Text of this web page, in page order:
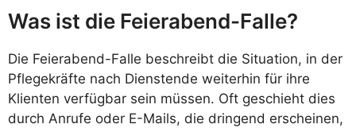
Was ist die Feierabend-Falle?
Die Feierabend-Falle beschreibt die Situation, in der
Pflegekräfte nach Dienstende weiterhin für ihre
Klienten verfügbar sein müssen. Oft geschieht dies
durch Anrufe oder E-Mails, die dringend erscheinen,